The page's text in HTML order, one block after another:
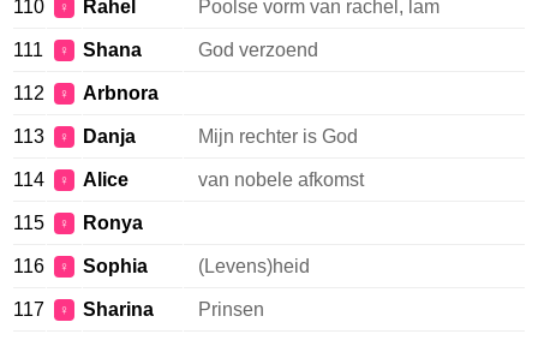
110 ♀ Rahel Poolse vorm van rachel, lam
111 ♀ Shana God verzoend
112 ♀ Arbnora
113 ♀ Danja Mijn rechter is God
114 ♀ Alice van nobele afkomst
115 ♀ Ronya
116 ♀ Sophia (Levens)heid
117 ♀ Sharina Prinsen